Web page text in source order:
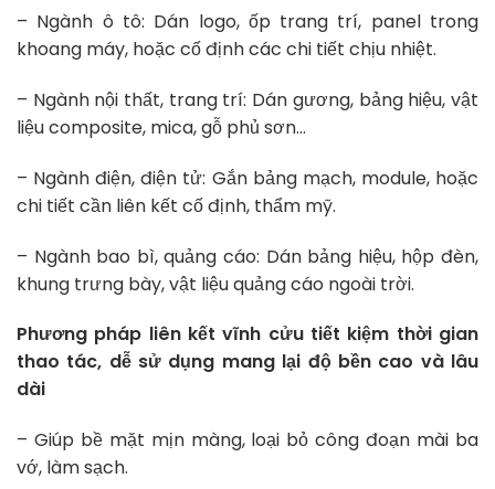
– Ngành ô tô: Dán logo, ốp trang trí, panel trong
khoang máy, hoặc cố định các chi tiết chịu nhiệt.
– Ngành nội thất, trang trí: Dán gương, bảng hiệu, vật
liệu composite, mica, gỗ phủ sơn…
– Ngành điện, điện tử: Gắn bảng mạch, module, hoặc
chi tiết cần liên kết cố định, thẩm mỹ.
– Ngành bao bì, quảng cáo: Dán bảng hiệu, hộp đèn,
khung trưng bày, vật liệu quảng cáo ngoài trời.
Phương pháp liên kết vĩnh cửu tiết kiệm thời gian
thao tác, dễ sử dụng mang lại độ bền cao và lâu
dài
– Giúp bề mặt mịn màng, loại bỏ công đoạn mài ba
vớ, làm sạch.